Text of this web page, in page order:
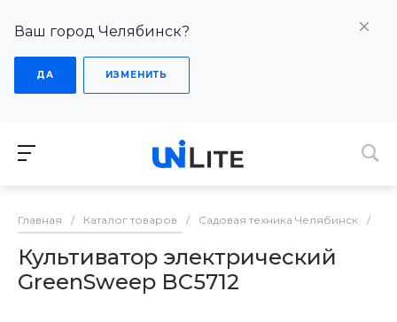
Ваш город Челябинск?
ДА ИЗМЕНИТЬ
Главная / Каталог товаров / Садовая техника Челябинск /
Культиватор электрический
GreenSweep BC5712